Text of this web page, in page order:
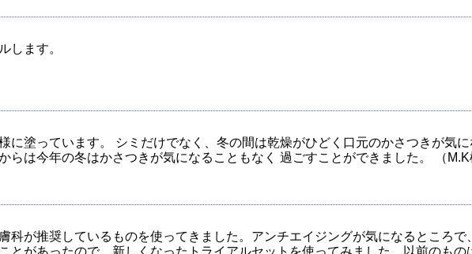
します。
に塗っています。 シミだけでなく、冬の間は乾燥がひどく口元のかさつきが気に
らは今年の冬はかさつきが気になることもなく 過ごすことができました。 （M.K
科が推奨しているものを使ってきました。アンチエイジングが気になるところ
とがあったので、新しくなったトライアルセットを使ってみました。以前のも